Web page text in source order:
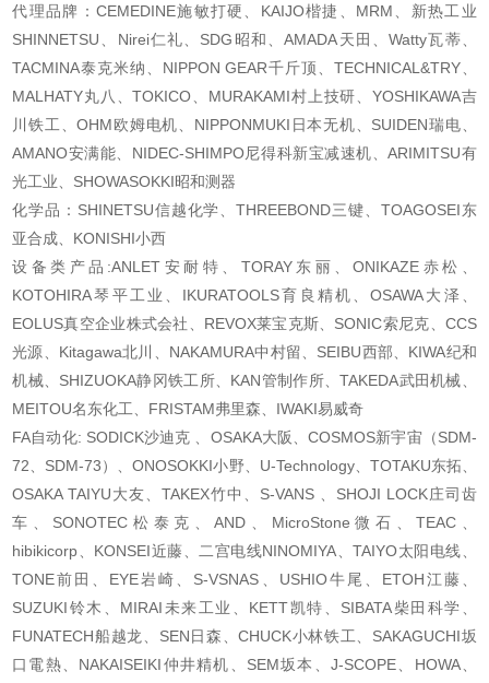
代理品牌：CEMEDINE施敏打硬、KAIJO楷捷、MRM、新热工业
SHINNETSU、Nirei仁礼、SDG昭和、AMADA天田、Watty瓦蒂、
TACMINA泰克米纳、NIPPON GEAR千斤顶、TECHNICAL&TRY、
MALHATY丸八、TOKICO、MURAKAMI村上技研、YOSHIKAWA吉
川铁工、OHM欧姆电机、NIPPONMUKI日本无机、SUIDEN瑞电、
AMANO安满能、NIDEC-SHIMPO尼得科新宝减速机、ARIMITSU有
光工业、SHOWASOKKI昭和测器
化学品：SHINETSU信越化学、THREEBOND三键、TOAGOSEI东
亚合成、KONISHI小西
设备类产品:ANLET安耐特、TORAY东丽、ONIKAZE赤松、
KOTOHIRA琴平工业、IKURATOOLS育良精机、OSAWA大泽、
EOLUS真空企业株式会社、REVOX莱宝克斯、SONIC索尼克、CCS
光源、Kitagawa北川、NAKAMURA中村留、SEIBU西部、KIWA纪和
机械、SHIZUOKA静冈铁工所、KAN管制作所、TAKEDA武田机械、
MEITOU名东化工、FRISTAM弗里森、IWAKI易威奇
FA自动化: SODICK沙迪克 、OSAKA大阪、COSMOS新宇宙（SDM-
72、SDM-73）、ONOSOKKI小野、U-Technology、TOTAKU东拓、
OSAKA TAIYU大友、TAKEX竹中、S-VANS 、SHOJI LOCK庄司齿
车、SONOTEC松泰克、AND、MicroStone微石、TEAC、
hibikicorp、KONSEI近藤、二宫电线NINOMIYA、TAIYO太阳电线、
TONE前田、EYE岩崎、S-VSNAS、USHIO牛尾、ETOH江藤、
SUZUKI铃木、MIRAI未来工业、KETT凯特、SIBATA柴田科学、
FUNATECH船越龙、SEN日森、CHUCK小林铁工、SAKAGUCHI坂
口電熱、NAKAISEIKI仲井精机、SEM坂本、J-SCOPE、HOWA、